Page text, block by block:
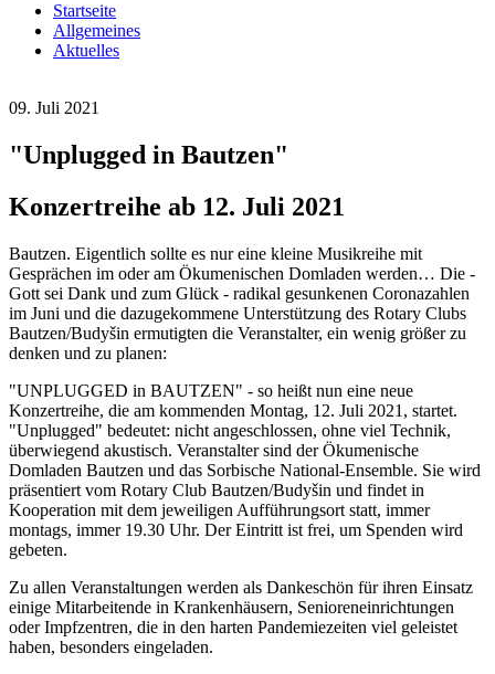
Startseite
Allgemeines
Aktuelles
09. Juli 2021
"Unplugged in Bautzen"
Konzertreihe ab 12. Juli 2021
Bautzen. Eigentlich sollte es nur eine kleine Musikreihe mit
Gesprächen im oder am Ökumenischen Domladen werden… Die -
Gott sei Dank und zum Glück - radikal gesunkenen Coronazahlen
im Juni und die dazugekommene Unterstützung des Rotary Clubs
Bautzen/Budyšin ermutigten die Veranstalter, ein wenig größer zu
denken und zu planen:
"UNPLUGGED in BAUTZEN" - so heißt nun eine neue
Konzertreihe, die am kommenden Montag, 12. Juli 2021, startet.
"Unplugged" bedeutet: nicht angeschlossen, ohne viel Technik,
überwiegend akustisch. Veranstalter sind der Ökumenische
Domladen Bautzen und das Sorbische National-Ensemble. Sie wird
präsentiert vom Rotary Club Bautzen/Budyšin und findet in
Kooperation mit dem jeweiligen Aufführungsort statt, immer
montags, immer 19.30 Uhr. Der Eintritt ist frei, um Spenden wird
gebeten.
Zu allen Veranstaltungen werden als Dankeschön für ihren Einsatz
einige Mitarbeitende in Krankenhäusern, Senioreneinrichtungen
oder Impfzentren, die in den harten Pandemiezeiten viel geleistet
haben, besonders eingeladen.